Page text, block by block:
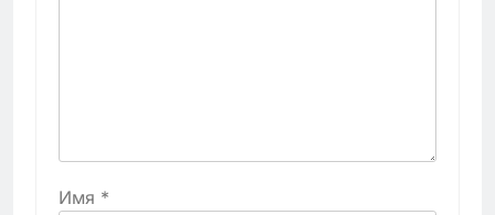
Имя *